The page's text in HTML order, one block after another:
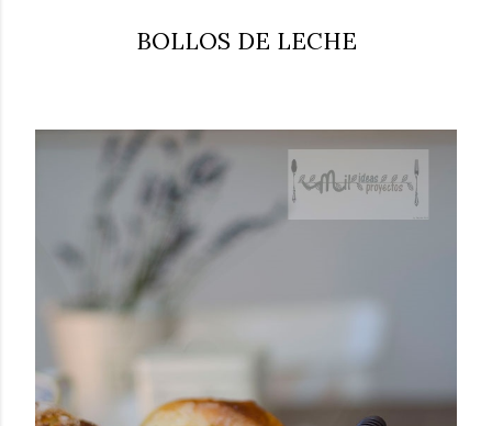
BOLLOS DE LECHE